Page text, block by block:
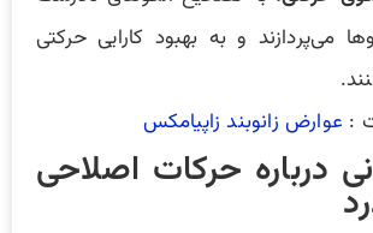
می‌پردازند و به بهبود کارایی حرکتی
: عوارض زانوبند زاپیامکس
درباره حرکات اصلاحی